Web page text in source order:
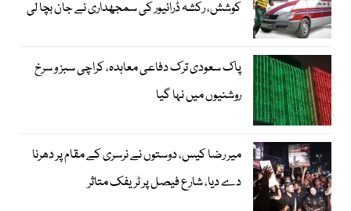
کوشش، رکشہ ڈرائیور کی سمجھداری نے جان بچا لی
پاک سعودی ترک دفاعی معاہدہ، کراچی سبز و سرخ
روشنیوں میں نہا گیا
میر رضا کیس، دوستوں نے نرسری کے مقام پر دھرنا
دے دیا، شارع فیصل پر ٹریفک متاثر